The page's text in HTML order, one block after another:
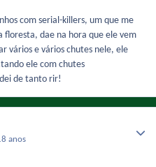
com serial-killers, um que me
floresta, dae na hora que ele vem
vários e vários chutes nele, ele
ele com chutes
de tanto rir!
anos